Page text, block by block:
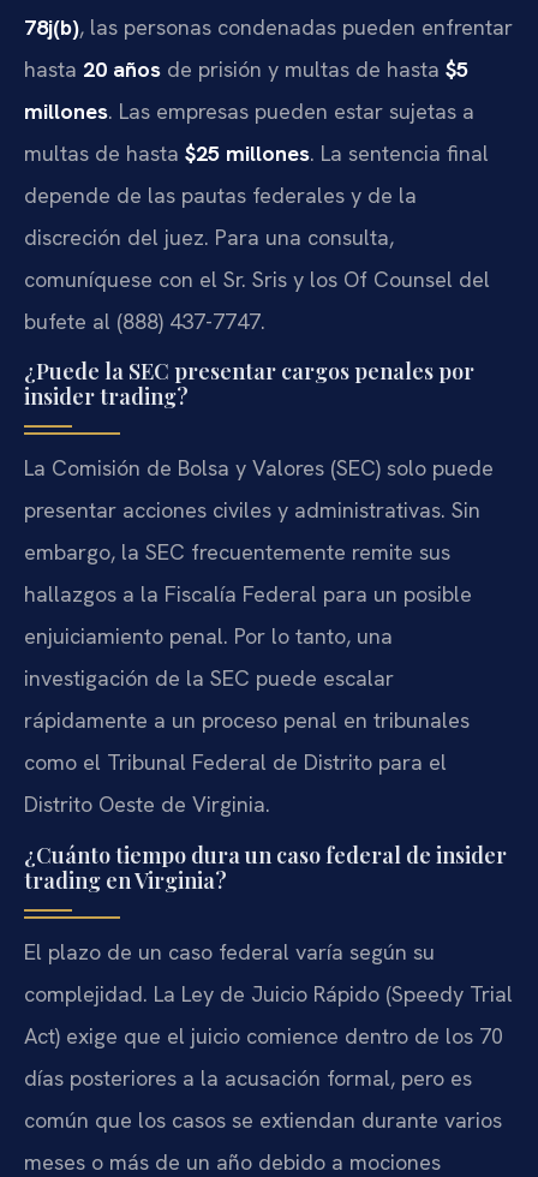
78j(b), las personas condenadas pueden enfrentar
hasta 20 años de prisión y multas de hasta $5
millones. Las empresas pueden estar sujetas a
multas de hasta $25 millones. La sentencia final
depende de las pautas federales y de la
discreción del juez. Para una consulta,
comuníquese con el Sr. Sris y los Of Counsel del
bufete al (888) 437-7747.
¿Puede la SEC presentar cargos penales por
insider trading?
La Comisión de Bolsa y Valores (SEC) solo puede
presentar acciones civiles y administrativas. Sin
embargo, la SEC frecuentemente remite sus
hallazgos a la Fiscalía Federal para un posible
enjuiciamiento penal. Por lo tanto, una
investigación de la SEC puede escalar
rápidamente a un proceso penal en tribunales
como el Tribunal Federal de Distrito para el
Distrito Oeste de Virginia.
¿Cuánto tiempo dura un caso federal de insider
trading en Virginia?
El plazo de un caso federal varía según su
complejidad. La Ley de Juicio Rápido (Speedy Trial
Act) exige que el juicio comience dentro de los 70
días posteriores a la acusación formal, pero es
común que los casos se extiendan durante varios
meses o más de un año debido a mociones